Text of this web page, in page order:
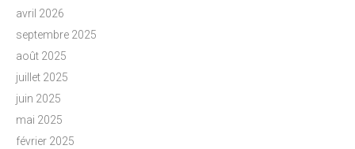
avril 2026
septembre 2025
août 2025
juillet 2025
juin 2025
mai 2025
février 2025